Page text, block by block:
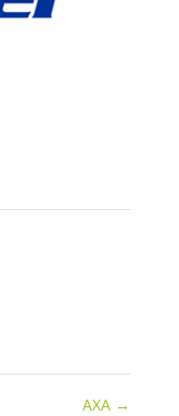
AXA →